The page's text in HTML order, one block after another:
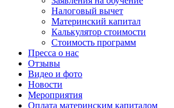
Налоговый вычет
Материнский капитал
Калькулятор стоимости
Стоимость программ
Пресса о нас
Отзывы
Видео и фото
Новости
Мероприятия
Оплата материнским капиталом